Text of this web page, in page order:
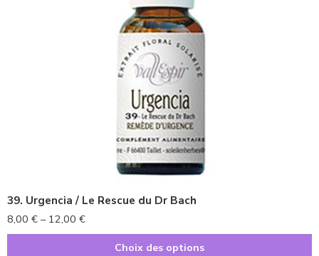
39. Urgencia / Le Rescue du Dr Bach
8,00 € – 12,00 €
Choix des options